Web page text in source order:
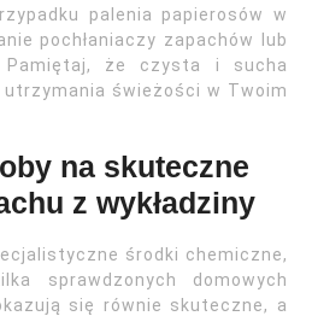
palenia papierosów w
pochłaniaczy zapachów lub
Pamiętaj, że czysta i sucha
utrzymania świeżości w Twoim
na skuteczne
z wykładziny
środki chemiczne,
sprawdzonych domowych
się równie skuteczne, a